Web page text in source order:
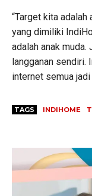
“Target kita adalah
yang dimiliki
adalah anak
langganan sendiri.
internet semua jadi
TAGS INDIHOME